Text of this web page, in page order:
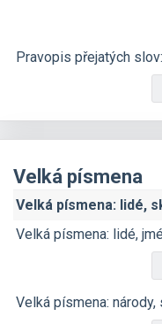
Pravopis přejatých
Velká písmena
Velká písmena: lidé,
Velká písmena: lidé,
Velká písmena: